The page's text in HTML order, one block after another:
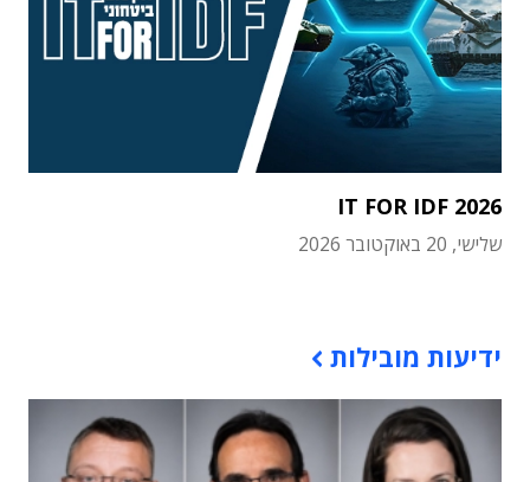
IT FOR IDF 2026
שלישי, 20 באוקטובר 2026
ידיעות מובילות